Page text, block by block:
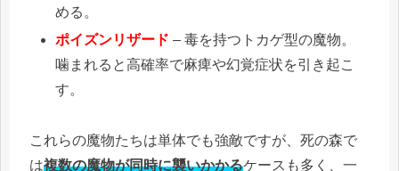
める。
ポイズンリザード – 毒を持つトカゲ型の魔物。
噛まれると高確率で麻痺や幻覚症状を引き起こ
す。
これらの魔物たちは単体でも強敵ですが、死の森で
は複数の魔物が同時に襲いかかるケースも多く、一